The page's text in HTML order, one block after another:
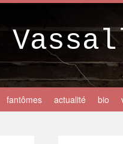
fantômes actualité bio